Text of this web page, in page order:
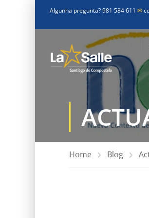
Algunha pregunta? 981 584 611 ✉
Home Blog